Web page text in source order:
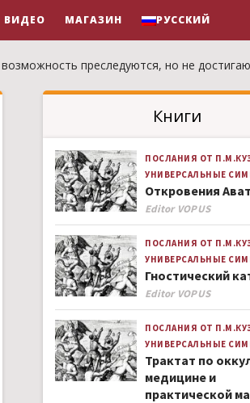
ВИДЕО МАГАЗИН РУССКИЙ
преследуются, но не
Книги
ПОСЛАНИЯ ОТ
УНИВЕРСАЛЬНЫЕ
Откровения
Author
Editor VOPUS
ПОСЛАНИЯ ОТ
УНИВЕРСАЛЬНЫЕ
Гностический
Author
Editor VOPUS
ПОСЛАНИЯ ОТ
УНИВЕРСАЛЬНЫЕ
Трактат по
медицине и
практической